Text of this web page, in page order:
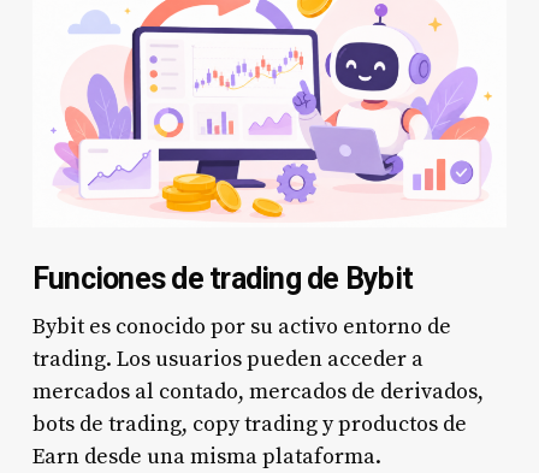
Funciones de trading de Bybit
Bybit es conocido por su activo entorno de
trading. Los usuarios pueden acceder a
mercados al contado, mercados de derivados,
bots de trading, copy trading y productos de
Earn desde una misma plataforma.